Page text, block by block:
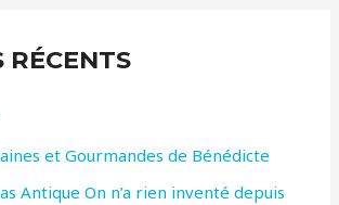
RÉCENTS
et Gourmandes de Bénédicte
Antique On n’a rien inventé depuis